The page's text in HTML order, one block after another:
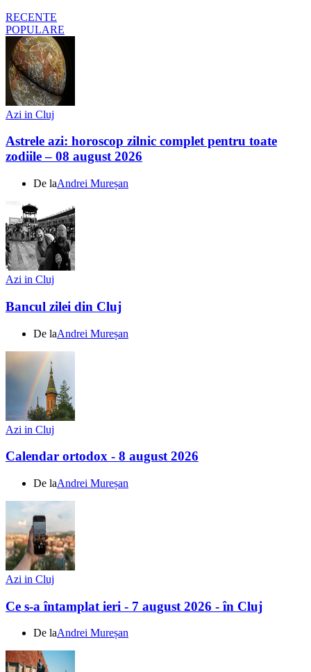
RECENTE
POPULARE
Azi in Cluj
Astrele azi: horoscop zilnic complet pentru toate
zodiile – 08 august 2026
De laAndrei Mureșan
Azi in Cluj
Bancul zilei din Cluj
De laAndrei Mureșan
Azi in Cluj
Calendar ortodox - 8 august 2026
De laAndrei Mureșan
Azi in Cluj
Ce s-a întamplat ieri - 7 august 2026 - în Cluj
De laAndrei Mureșan